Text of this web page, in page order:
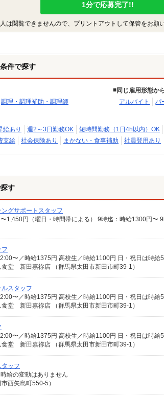
1分で応募完了!!
は閲覧できませんので、プリントアウトして保管をお願い
件で探す
調理・調理補助・調理師
同じ雇用形態か
アルバイト
パ
給あり 週2～3日勤務OK 短時間勤務（1日4h以内）OK
支給 社会保険あり まかない・食事補助 社員登用あり
す
グサポートスタッフ
フ
〜／時給1375円 高校生／時給1100円 日・祝日は時給
堂 新田嘉祢店 （群馬県太田市新田市町39-1）
スタッフ
〜／時給1375円 高校生／時給1100円 日・祝日は時給
堂 新田嘉祢店 （群馬県太田市新田市町39-1）
〜／時給1375円 高校生／時給1100円 日・祝日は時給
堂 新田嘉祢店 （群馬県太田市新田市町39-1）
ッフ
給の変動はありません
西矢島町550-5）